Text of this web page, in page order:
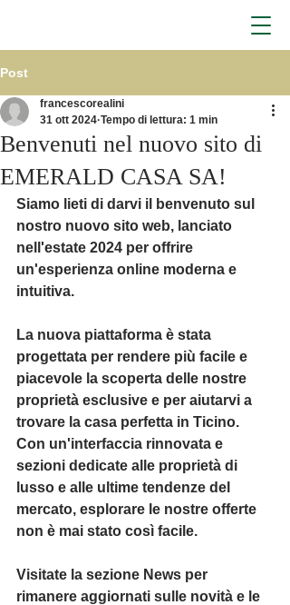
Post
Benvenuti nel nuovo sito di
EMERALD CASA SA!
francescorealini
31 ott 2024 Tempo di lettura: 1 min
Siamo lieti di darvi il benvenuto sul
nostro nuovo sito web, lanciato
nell'estate 2024 per offrire
un'esperienza online moderna e
intuitiva.
La nuova piattaforma è stata
progettata per rendere più facile e
piacevole la scoperta delle nostre
proprietà esclusive e per aiutarvi a
trovare la casa perfetta in Ticino.
Con un'interfaccia rinnovata e
sezioni dedicate alle proprietà di
lusso e alle ultime tendenze del
mercato, esplorare le nostre offerte
non è mai stato così facile.
Visitate la sezione News per
rimanere aggiornati sulle novità e le